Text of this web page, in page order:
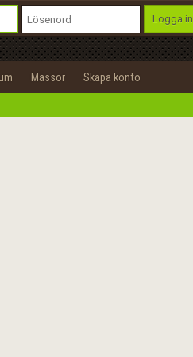
Logga in
Mässor Skapa konto